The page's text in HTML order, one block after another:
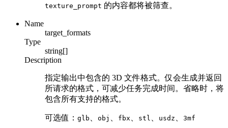
texture_prompt 的内容都将被筛查。
Name
target_formats
Type
string[]
Description
指定输出中包含的 3D 文件格式。仅会生成并返回
所请求的格式，可减少任务完成时间。省略时，将
包含所有支持的格式。
可选值： glb obj fbx stl usdz 3mf